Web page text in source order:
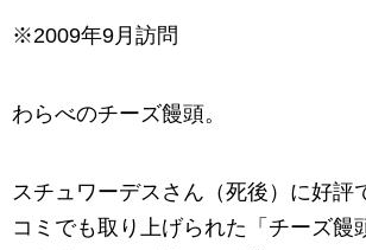
※2009年9月訪問
わらべのチーズ饅頭。
スチュワーデスさん（死後）に好評
コミでも取り上げられた「チーズ饅